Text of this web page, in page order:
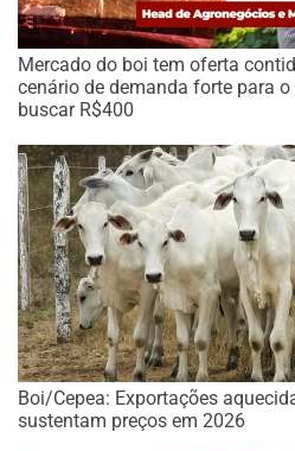
Mercado do boi tem oferta
cenário de demanda forte para
buscar R$400
Boi/Cepea: Exportações
sustentam preços em 2026